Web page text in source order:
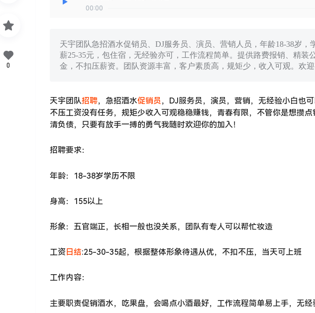
00:00
天宇团队急招酒水促销员、DJ服务员、演员、营销人员，年龄18-38岁，
薪25-35元，包住宿，无经验亦可，工作流程简单。提供路费报销、精装
金，不扣压薪资。团队资源丰富，客户素质高，规矩少，收入可观。欢
天宇团队招聘，急招酒水促销员，DJ服务员，演员，营销，无经验小白也
不压工资没有任务，规矩少收入可观稳稳赚钱，青春有限，不管你是想攒
清负债，只要有放手一搏的勇气我随时欢迎你的加入！
招聘要求：
年龄：18-38岁学历不限
身高：155以上
形象：五官端正，长相一般也没关系，团队有专人可以帮忙妆造
工资 日结:25-30-35起，根据整体形象待遇从优，不扣不压，当天可上班
工作内容：
主要职责促销酒水，吃果盘，会喝点小酒最好，工作流程简单易上手，无经
0